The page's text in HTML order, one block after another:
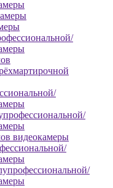
видеокамеры